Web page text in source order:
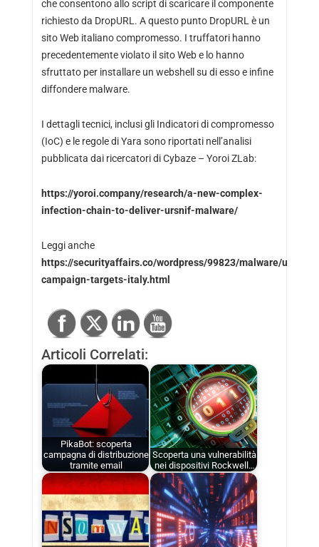
che consentono allo script di scaricare il componente
richiesto da DropURL. A questo punto DropURL è un
sito Web italiano compromesso. I truffatori hanno
precedentemente violato il sito Web e lo hanno
sfruttato per installare un webshell su di esso e infine
diffondere malware.
I dettagli tecnici, inclusi gli Indicatori di compromesso
(IoC) e le regole di Yara sono riportati nell’analisi
pubblicata dai ricercatori di Cybaze – Yoroi ZLab:
https://yoroi.company/research/a-new-complex-
infection-chain-to-deliver-ursnif-malware/
Leggi anche
https://securityaffairs.co/wordpress/99823/malware/ursnif-
campaign-targets-italy.html
Articoli Correlati:
PikaBot: scoperta
campagna di distribuzione
tramite email
Scoperta una vulnerabilità
nei dispositivi Rockwell…